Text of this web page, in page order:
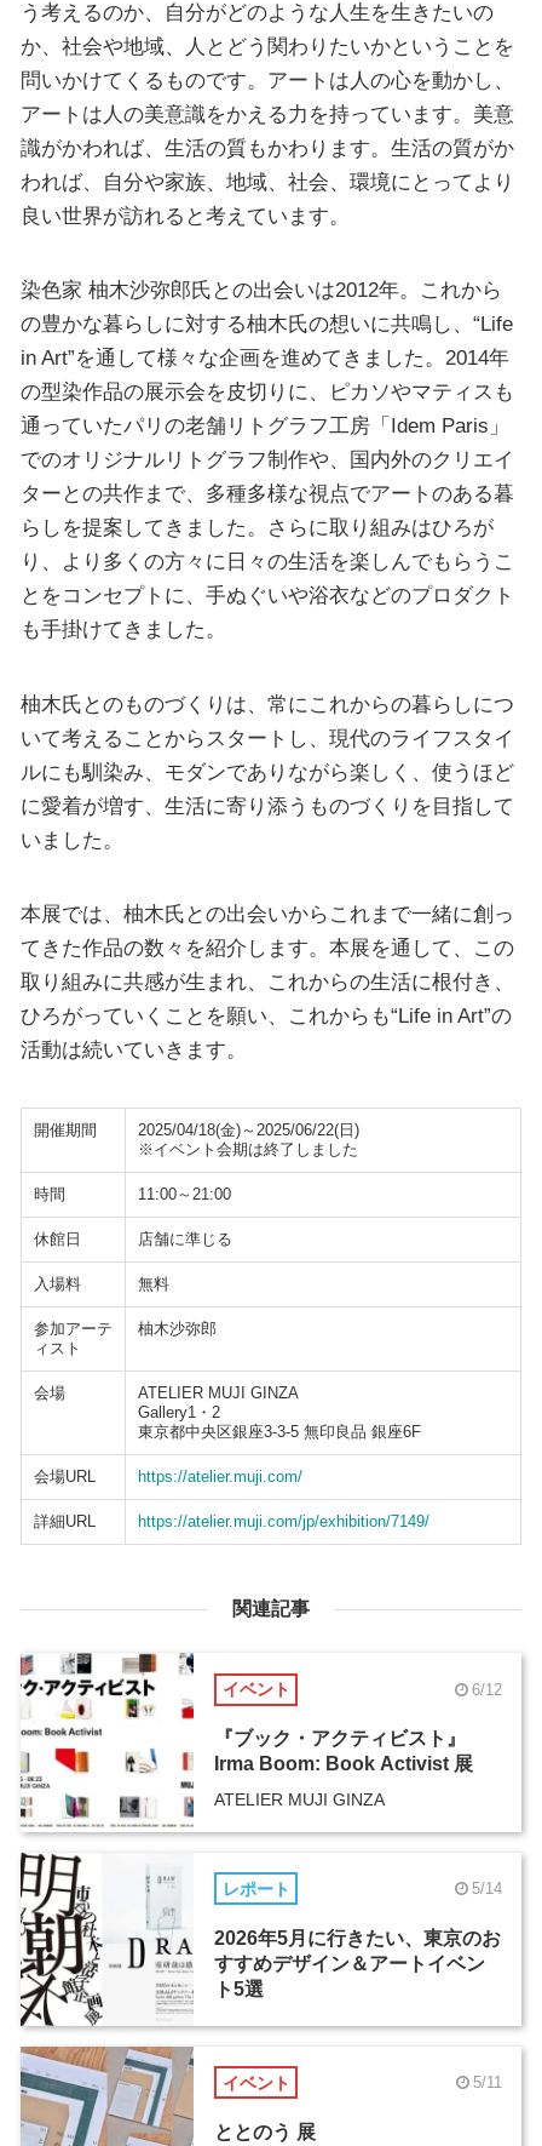
う考えるのか、自分がどのような人生を生きたいの
か、社会や地域、人とどう関わりたいかということを
問いかけてくるものです。アートは人の心を動かし、
アートは人の美意識をかえる力を持っています。美意
識がかわれば、生活の質もかわります。生活の質がか
われば、自分や家族、地域、社会、環境にとってより
良い世界が訪れると考えています。
染色家 柚木沙弥郎氏との出会いは2012年。これから
の豊かな暮らしに対する柚木氏の想いに共鳴し、“Life
in Art”を通して様々な企画を進めてきました。2014年
の型染作品の展示会を皮切りに、ピカソやマティスも
通っていたパリの老舗リトグラフ工房「Idem Paris」
でのオリジナルリトグラフ制作や、国内外のクリエイ
ターとの共作まで、多種多様な視点でアートのある暮
らしを提案してきました。さらに取り組みはひろが
り、より多くの方々に日々の生活を楽しんでもらうこ
とをコンセプトに、手ぬぐいや浴衣などのプロダクト
も手掛けてきました。
柚木氏とのものづくりは、常にこれからの暮らしにつ
いて考えることからスタートし、現代のライフスタイ
ルにも馴染み、モダンでありながら楽しく、使うほど
に愛着が増す、生活に寄り添うものづくりを目指して
いました。
本展では、柚木氏との出会いからこれまで一緒に創っ
てきた作品の数々を紹介します。本展を通して、この
取り組みに共感が生まれ、これからの生活に根付き、
ひろがっていくことを願い、これからも“Life in Art”の
活動は続いていきます。
開催期間
2025/04/18(金)～2025/06/22(日)
※イベント会期は終了しました
時間 11:00～21:00
休館日 店舗に準じる
入場料 無料
参加アーテ
ィスト
柚木沙弥郎
会場
ATELIER MUJI GINZA
Gallery1・2
東京都中央区銀座3-3-5 無印良品 銀座6F
会場URL https://atelier.muji.com/
詳細URL https://atelier.muji.com/jp/exhibition/7149/
関連記事
イベント 6/12
『ブック・アクティビスト』
Irma Boom: Book Activist 展
ATELIER MUJI GINZA
レポート 5/14
2026年5月に行きたい、東京のお
すすめデザイン＆アートイベン
ト5選
イベント 5/11
ととのう 展